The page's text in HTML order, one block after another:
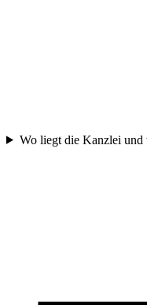
Wo liegt die Kanzlei